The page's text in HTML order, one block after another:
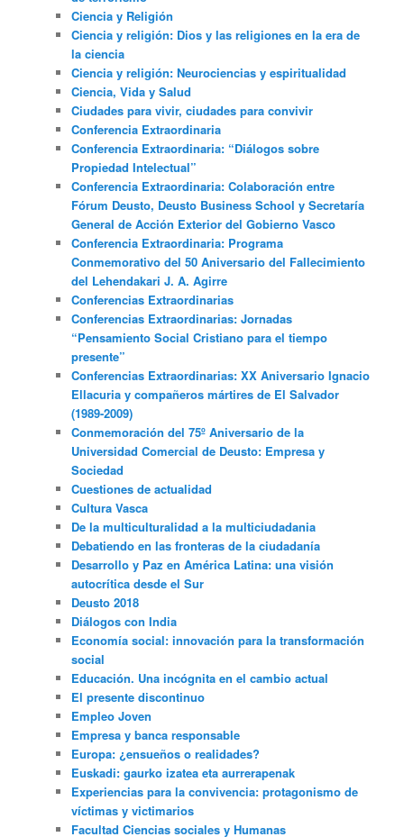
Ciencia y Religión
Ciencia y religión: Dios y las religiones en la era de
la ciencia
Ciencia y religión: Neurociencias y espiritualidad
Ciencia, Vida y Salud
Ciudades para vivir, ciudades para convivir
Conferencia Extraordinaria
Conferencia Extraordinaria: “Diálogos sobre
Propiedad Intelectual”
Conferencia Extraordinaria: Colaboración entre
Fórum Deusto, Deusto Business School y Secretaría
General de Acción Exterior del Gobierno Vasco
Conferencia Extraordinaria: Programa
Conmemorativo del 50 Aniversario del Fallecimiento
del Lehendakari J. A. Agirre
Conferencias Extraordinarias
Conferencias Extraordinarias: Jornadas
“Pensamiento Social Cristiano para el tiempo
presente”
Conferencias Extraordinarias: XX Aniversario Ignacio
Ellacuria y compañeros mártires de El Salvador
(1989-2009)
Conmemoración del 75º Aniversario de la
Universidad Comercial de Deusto: Empresa y
Sociedad
Cuestiones de actualidad
Cultura Vasca
De la multiculturalidad a la multiciudadania
Debatiendo en las fronteras de la ciudadanía
Desarrollo y Paz en América Latina: una visión
autocrítica desde el Sur
Deusto 2018
Diálogos con India
Economía social: innovación para la transformación
social
Educación. Una incógnita en el cambio actual
El presente discontinuo
Empleo Joven
Empresa y banca responsable
Europa: ¿ensueños o realidades?
Euskadi: gaurko izatea eta aurrerapenak
Experiencias para la convivencia: protagonismo de
víctimas y victimarios
Facultad Ciencias sociales y Humanas